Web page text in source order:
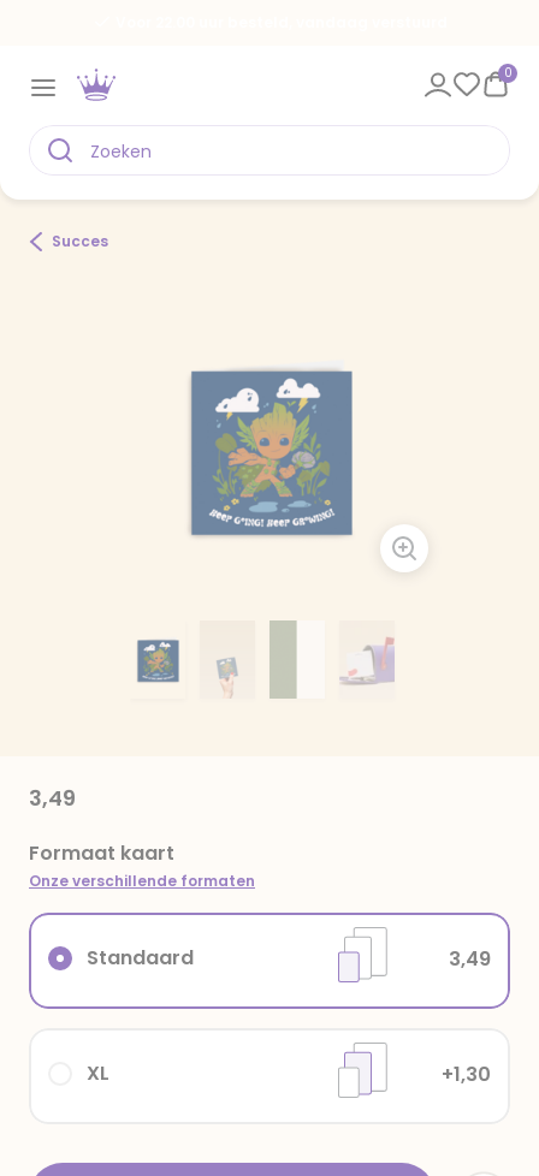
0
Succes
3,49
Formaat kaart
Onze verschillende formaten
XL +1,30
Standaard 3,49